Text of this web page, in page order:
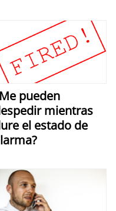
pueden
mientras
el estado de